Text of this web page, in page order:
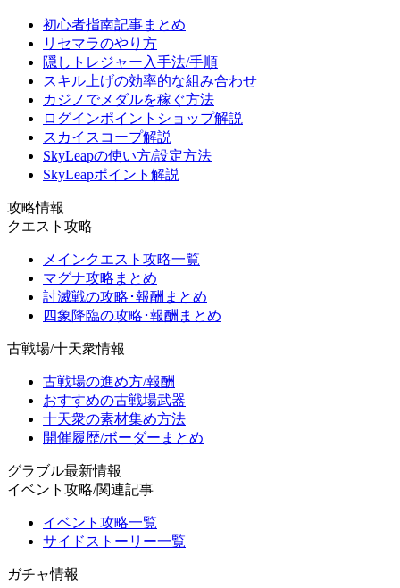
初心者指南記事まとめ
リセマラのやり方
隠しトレジャー入手法/手順
スキル上げの効率的な組み合わせ
カジノでメダルを稼ぐ方法
ログインポイントショップ解説
スカイスコープ解説
SkyLeapの使い方/設定方法
SkyLeapポイント解説
攻略情報
クエスト攻略
メインクエスト攻略一覧
マグナ攻略まとめ
討滅戦の攻略･報酬まとめ
四象降臨の攻略･報酬まとめ
古戦場/十天衆情報
古戦場の進め方/報酬
おすすめの古戦場武器
十天衆の素材集め方法
開催履歴/ボーダーまとめ
グラブル最新情報
イベント攻略/関連記事
イベント攻略一覧
サイドストーリー一覧
ガチャ情報